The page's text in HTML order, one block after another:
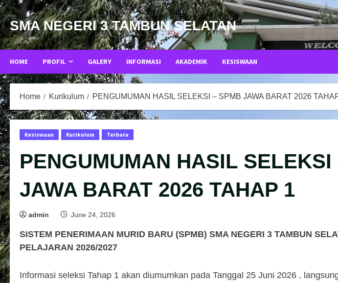
Skip
to
content
SMA NEGERI 3 TAMBUN SELATAN
HOME PROFIL GALERY INFORMASI AKADEMIK KESISWAAN
Home Kurikulum PENGUMUMAN HASIL SELEKSI – SPMB JAWA BARAT 2026
Kesiswaan Kurikulum Terbaru
PENGUMUMAN HASIL SELEKSI
JAWA BARAT 2026 TAHAP 1
admin June 24, 2026
SISTEM PENERIMAAN MURID BARU (SPMB) SMA NEGERI 3 TAMBUN
PELAJARAN 2026/2027
Informasi seleksi Tahap 1 akan diumumkan pada Tanggal 25 Juni 2026 ,